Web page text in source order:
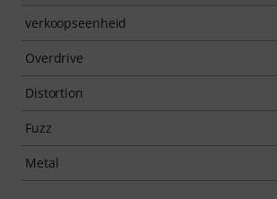
verkoopseenheid
Overdrive
Distortion
Fuzz
Metal